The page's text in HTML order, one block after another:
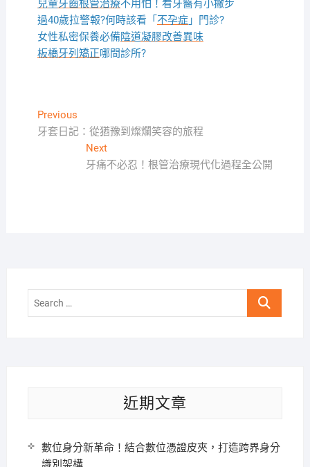
兒童牙齒根管治療不用怕！看牙醫有小撇步
過40歲拉警報?何時該看「 不孕症」門診?
女性私密保養必備陰道凝膠改善異味
板橋牙列矯正哪間診所?
文
章
PreviousPrevious
post:
牙套日記：從猶豫到燦爛笑容的旅程
NextNext
post:
牙痛不必忍！根管治療現代化過程全公開
Search
近期文章
數位身分新革命！結合數位憑證皮夾，打造跨界身分
識別架構